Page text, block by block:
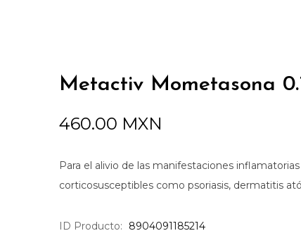
Metactiv Mometasona
460.00 MXN
Para el alivio de las manifestaciones
corticosusceptibles como psoriasis, dermatitis
ID Producto: 8904091185214